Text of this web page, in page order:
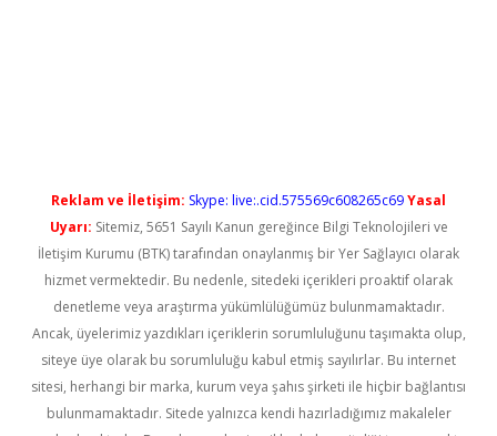
Reklam ve İletişim: Skype: live:.cid.575569c608265c69Yasal
Uyarı: Sitemiz, 5651 Sayılı Kanun gereğince Bilgi Teknolojileri ve
İletişim Kurumu (BTK) tarafından onaylanmış bir Yer Sağlayıcı olarak
hizmet vermektedir. Bu nedenle, sitedeki içerikleri proaktif olarak
denetleme veya araştırma yükümlülüğümüz bulunmamaktadır.
Ancak, üyelerimiz yazdıkları içeriklerin sorumluluğunu taşımakta olup,
siteye üye olarak bu sorumluluğu kabul etmiş sayılırlar. Bu internet
sitesi, herhangi bir marka, kurum veya şahıs şirketi ile hiçbir bağlantısı
bulunmamaktadır. Sitede yalnızca kendi hazırladığımız makaleler